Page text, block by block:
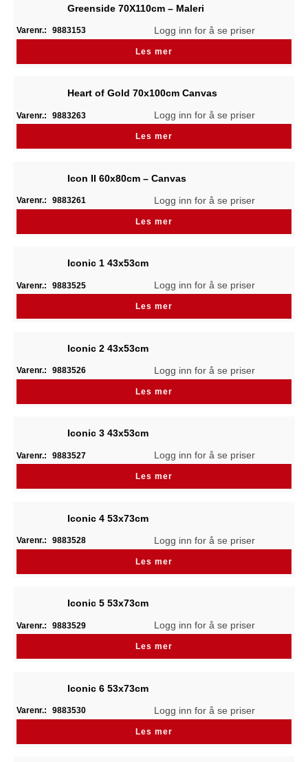
Greenside 70X110cm – Maleri
Varenr.: 9883153 Logg inn for å se priser
Les mer
Heart of Gold 70x100cm Canvas
Varenr.: 9883263 Logg inn for å se priser
Les mer
Icon II 60x80cm – Canvas
Varenr.: 9883261 Logg inn for å se priser
Les mer
Iconic 1 43x53cm
Varenr.: 9883525 Logg inn for å se priser
Les mer
Iconic 2 43x53cm
Varenr.: 9883526 Logg inn for å se priser
Les mer
Iconic 3 43x53cm
Varenr.: 9883527 Logg inn for å se priser
Les mer
Iconic 4 53x73cm
Varenr.: 9883528 Logg inn for å se priser
Les mer
Iconic 5 53x73cm
Varenr.: 9883529 Logg inn for å se priser
Les mer
Iconic 6 53x73cm
Varenr.: 9883530 Logg inn for å se priser
Les mer